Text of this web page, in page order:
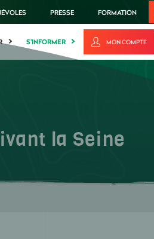
PRESSE FORMATION
S'INFORMER MON COMPTE
la Seine